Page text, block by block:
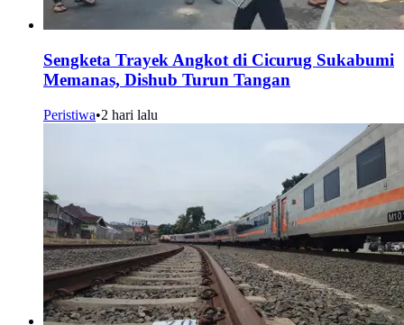
Sengketa Trayek Angkot di Cicurug Sukabumi
Memanas, Dishub Turun Tangan
Peristiwa•2 hari lalu